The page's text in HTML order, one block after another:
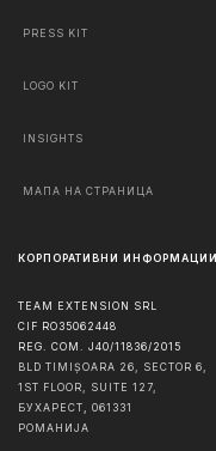
PRESS KIT
LOGO KIT
INSIGHTS
МАПА НА СТРАНИЦА
КОРПОРАТИВНИ ИНФОРМАЦИИ
TEAM EXTENSION SRL
CIF RO35062448
REG. COM. J40/11836/2015
BLD TIMIȘOARA 26, SECTOR 6,
1ST FLOOR, SUITE 127,
БУХАРЕСТ
061331
РОМАНИЈА